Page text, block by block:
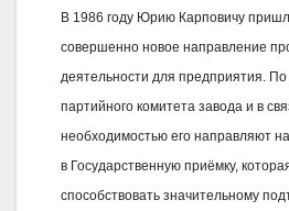
В 1986 году Юрию Карповичу
совершенно новое направление
деятельности для предприятия.
партийного комитета завода и в
необходимостью его направляют
в Государственную приёмку,
способствовать значительному